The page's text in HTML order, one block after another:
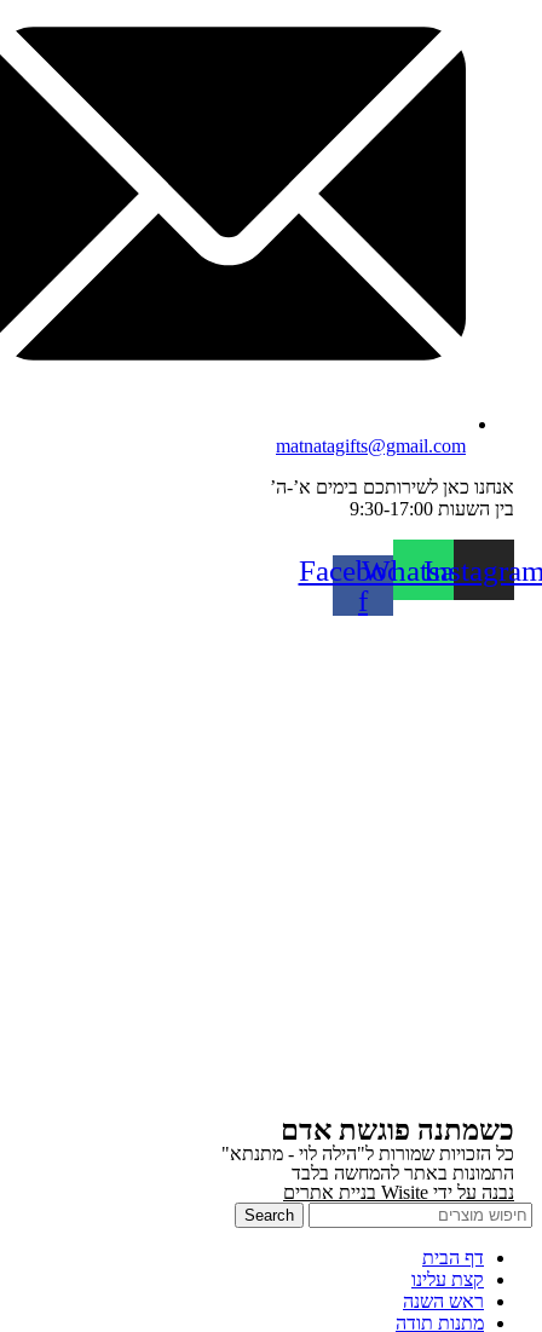
matnatagifts@gmail.com
אנחנו כאן לשירותכם בימים א’-ה’
בין השעות 9:30-17:00
Whatsapp
Facebook-
f
כשמתנה פוגשת אדם
כל הזכויות שמורות ל"הילה לוי - מתנתא"
התמונות באתר להמחשה בלבד
נבנה על ידי Wisite בניית אתרים
Search
דף הבית
קצת עלינו
ראש השנה
מתנות תודה